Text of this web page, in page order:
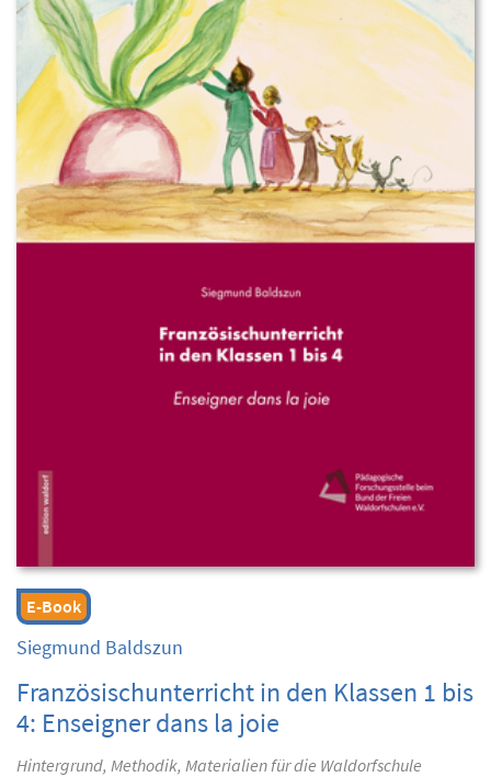
E-Book
Siegmund Baldszun
Französischunterricht in den Klassen 1 bis
4: Enseigner dans la joie
Hintergrund, Methodik, Materialien für die Waldorfschule